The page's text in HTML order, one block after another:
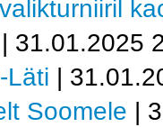
| 31.01.2025
Läti |
Soomele |